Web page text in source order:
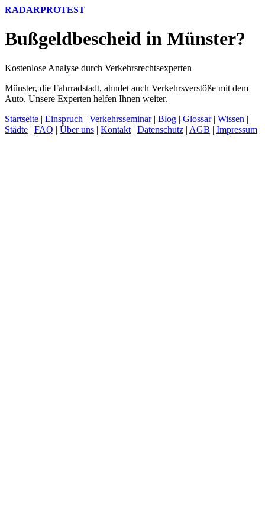
RADARPROTEST
Bußgeldbescheid in Münster?
Kostenlose Analyse durch Verkehrsrechtsexperten
Münster, die Fahrradstadt, ahndet auch Verkehrsverstöße mit dem
Auto. Unsere Experten helfen Ihnen weiter.
Startseite | Einspruch | Verkehrsseminar| Blog | Glossar| Wissen |
Städte | FAQ | Über uns | Kontakt | Datenschutz | AGB | Impressum